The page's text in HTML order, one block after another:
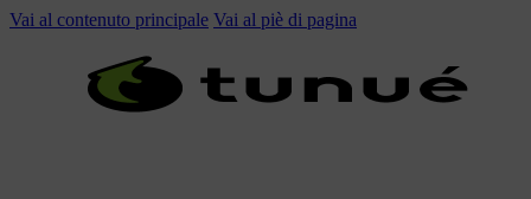
Vai al contenuto principale Vai al piè di pagina